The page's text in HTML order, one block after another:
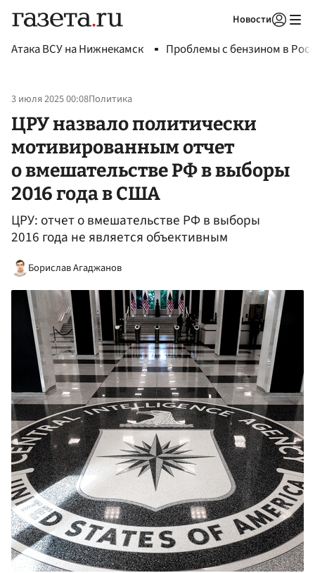
Новости
Атака ВСУ на Нижнекамск Проблемы с бензином в
3 июля 2025 00:08Политика
ЦРУ назвало политически
мотивированным отчет
о вмешательстве РФ в выборы
2016 года в США
ЦРУ: отчет о вмешательстве РФ в выборы
2016 года не является объективным
Борислав Агаджанов